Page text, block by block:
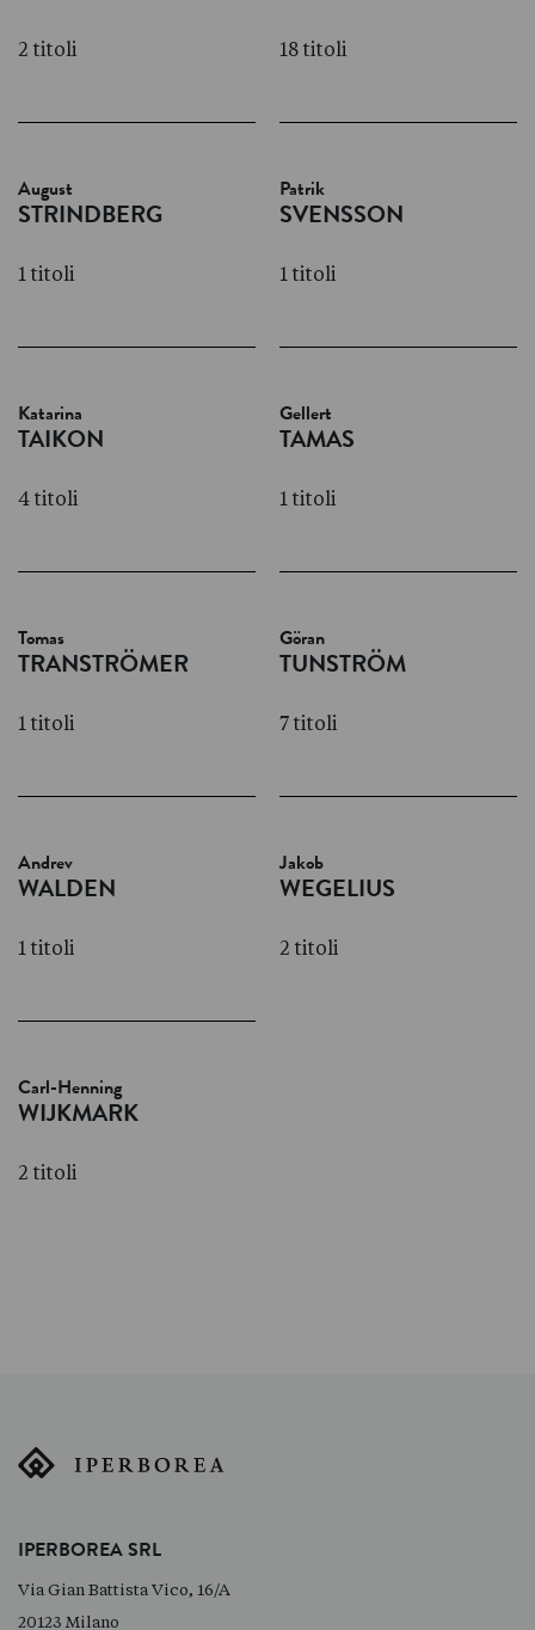
2 titoli 18 titoli
August
STRINDBERG
1 titoli
Patrik
SVENSSON
1 titoli
Katarina
TAIKON
4 titoli
Gellert
TAMAS
1 titoli
Tomas
TRANSTRÖMER
1 titoli
Göran
TUNSTRÖM
7 titoli
Andrev
WALDEN
1 titoli
Jakob
WEGELIUS
2 titoli
Carl-Henning
WIJKMARK
2 titoli
IPERBOREA SRL
Via Gian Battista Vico, 16/A
20123 Milano